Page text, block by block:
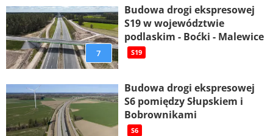
7
Budowa drogi ekspresowej
S19 w województwie
podlaskim - Boćki - Malewice
S19
Budowa drogi ekspresowej
S6 pomiędzy Słupskiem i
Bobrownikami
S6